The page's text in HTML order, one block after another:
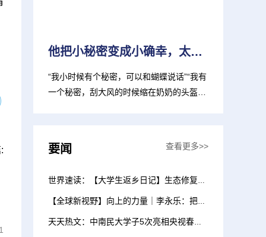
他把小秘密变成小确幸，太治愈啦！
“我小时候有个秘密，可以和蝴蝶说话”“我有
一个秘密，刮大风的时候缩在奶奶的头盔后
要闻 查看更多>>
世界速读：【大学生返乡日记】生态修复，让干河变绿洲
【全球新视野】向上的力量｜李永乐：把教育送进大山里
天天热文：中南民大学子5次亮相央视春晚 65人参演10个节目